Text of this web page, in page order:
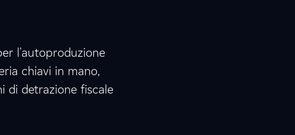
l'autoproduzione
chiavi in mano,
di detrazione fiscale